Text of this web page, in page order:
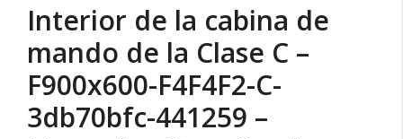
Interior de la cabina de
mando de la Clase C –
F900x600-F4F4F2-C-
3db70bfc-441259 –